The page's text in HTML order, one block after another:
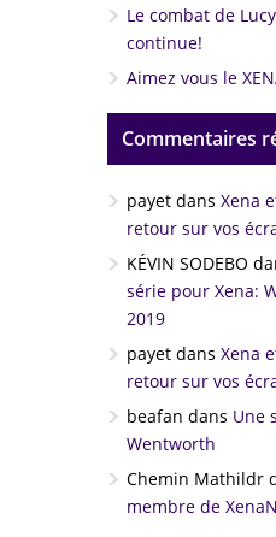
Le combat de
continue!
Aimez vous le
Commentaires
payet dans Xena
retour sur vos
KÉVIN SODEBO
série pour Xena:
2019
payet dans Xena
retour sur vos
beafan dans Une
Wentworth
Chemin Mathildr
membre de